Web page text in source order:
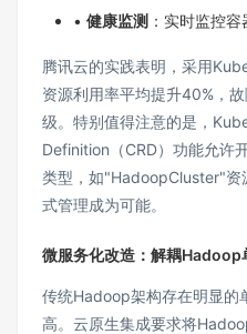
• 健康监测 ：实时监控
腾讯云的实践表明，采用
资源利用率平均提升40%，
级。特别值得注意的是，
Definition（CRD）功能允许
类型，如"HadoopCluster"资
式管理成为可能。
微服务化改造：解耦Hadoop
传统Hadoop架构存在明显的
高。云原生集成要求将